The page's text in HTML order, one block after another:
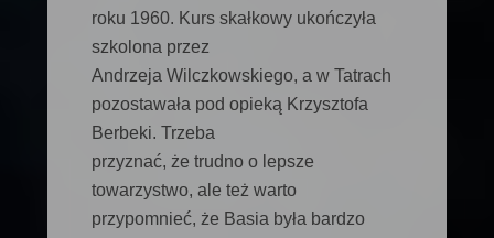
roku 1960. Kurs skałkowy ukończyła
szkolona przez
Andrzeja Wilczkowskiego, a w Tatrach
pozostawała pod opieką Krzysztofa
Berbeki. Trzeba
przyznać, że trudno o lepsze
towarzystwo, ale też warto
przypomnieć, że Basia była bardzo